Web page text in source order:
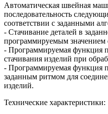
Автоматическая швейная
последовательность
соответствии с заданными
- Стачивание деталей в
программируемым значением
- Программируемая функция
стачивания изделий при
- Программируемая функция
заданным ритмом для
изделий.
Технические характеристики: